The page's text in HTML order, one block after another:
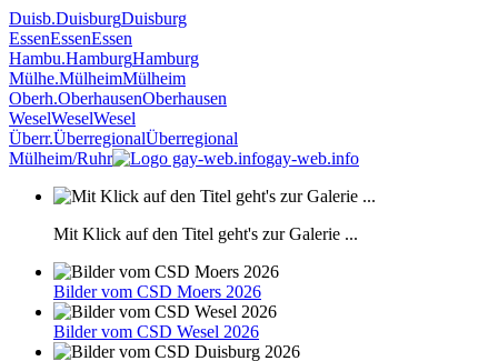
Duisb.DuisburgDuisburg
EssenEssenEssen
Hambu.HamburgHamburg
Mülhe.MülheimMülheim
Oberh.OberhausenOberhausen
WeselWeselWesel
Überr.ÜberregionalÜberregional
Mülheim/Ruhr
gay-web.info
Mit Klick auf den Titel geht's zur Galerie ...
Bilder vom CSD Moers 2026
Bilder vom CSD Wesel 2026